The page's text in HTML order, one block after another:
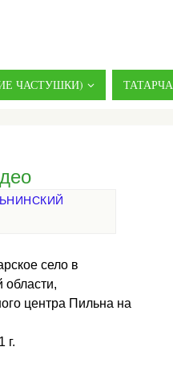
ЧАСТУШКИ)
село в
области,
центра Пильна на
г.